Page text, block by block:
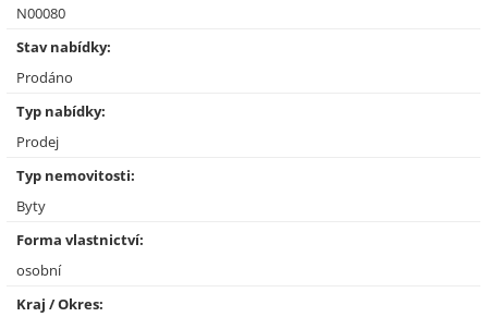
N00080
Stav nabídky:
Prodáno
Typ nabídky:
Prodej
Typ nemovitosti:
Byty
Forma vlastnictví:
osobní
Kraj / Okres: